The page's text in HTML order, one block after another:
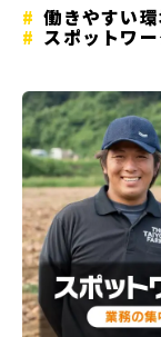
働きやすい
スポットワ